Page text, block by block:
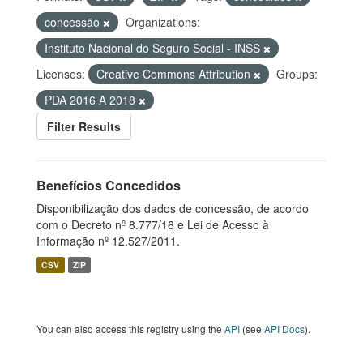
concessão
Organizations:
Instituto Nacional do Seguro Social - INSS
Licenses:
Creative Commons Attribution
Groups:
PDA 2016 A 2018
Filter Results
Benefícios Concedidos
Disponibilização dos dados de concessão, de acordo
com o Decreto nº 8.777/16 e Lei de Acesso à
Informação nº 12.527/2011.
CSV ZIP
You can also access this registry using the API (see API Docs).